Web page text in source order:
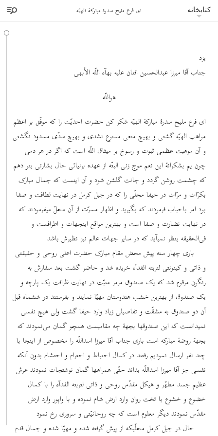
کتابخانه ای فرع ملیح سدرۀ مبارکۀ الهیّه
یزد
جناب آقا میرزا عبدالحسین افنان علیه بهآء اللّه الأبهی
هواللّه
ای فرع ملیح سدرۀ مبارکۀ الهیّه شکر کن حضرت احدیّت را که موفّق بر اعظم
مواهب الهیّه گشتی و بهیچ منعی ممنوع نشدی و بهیچ سدّی مسدود نگشتی
و آن موهبت عظمی ثبوت و رسوخ بر میثاق اللّه است که اگر در هر دمی
چون یم بشکرانۀ این نعم موج زنی البتّه از عهده برنیائی حال بشارتی بتو دهم
که چشمت روشن گردد و جانت گلشن شود و آن اینست که جمال مبارک
بکرّات و مرّات در حیفا محلّی را که در جبل کرمل در نهایت لطافت و صفا
بود امر باحباب فرمودند که بگیرید و اظهار مسرّت از آن محلّ میفرمودند که
در نهایت نضارت و صفا است و بهترین مواقع اینجهات و اطرافست و
فی‌الحقیقه بنظر نمیآید که در سایر جهات عالم نیز نظیرش باشد
باری چهار سنه پیش محض مقام مبارک حضرت اعلی روحی و حقیقتی
و ذاتی و کینونتی لتربته الفدآء خریده شد و حاضر گشت بعد سفارش به
رنگون مرقوم شد که یک صندوق مرمر منبّت در نهایت ظرافت یک پارچه و
یک صندوق از بهترین خشب هندوستان مهیّا نمایند و بفرستند در ششماه قبل
آن دو صندوق به مشقّت و تفاصیلی زیاد وارد حیفا گشت ولی هیچ نفسی
نمیدانست که این صندوقها بجهة چه مقامیست همچو گمان می‌نمودند که
بجهة روضۀ مبارکه است باری جناب آقا میرزا اسداللّه را مخصوص از اینجا با
چند نفر ارسال نمودیم رفتند در کمال احتیاط و احترام و احتشام بدون آنکه
نفسی جز آقا میرزا اسداللّه بداند حتّی همراهها گمان نوشتجات نمودند عرش
عظیم جسد مطهّر و هیکل مقدّس روحی و ذاتی لتربته الفدآء را با کمال
خضوع و خشوع با تخت روان وارد ارض شام نموده و با واپور وارد ارض
مقدّس نمودند دیگر معلوم است که چه روحانیّتی و سروری رخ نمود
حال در جبل کرمل محلّیکه از پیش گرفته شده و مهیّا شده و جمال قدم